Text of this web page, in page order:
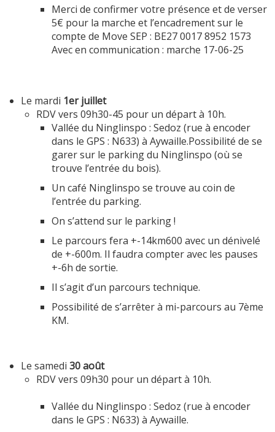
Merci de confirmer votre présence et de verser
5€ pour la marche et l’encadrement sur le
compte de Move SEP : BE27 0017 8952 1573
Avec en communication : marche 17-06-25
Le mardi 1er juillet
RDV vers 09h30-45 pour un départ à 10h.
Vallée du Ninglinspo : Sedoz (rue à encoder
dans le GPS : N633) à Aywaille.Possibilité de se
garer sur le parking du Ninglinspo (où se
trouve l’entrée du bois).
Un café Ninglinspo se trouve au coin de
l’entrée du parking.
On s’attend sur le parking !
Le parcours fera +-14km600 avec un dénivelé
de +-600m. Il faudra compter avec les pauses
+-6h de sortie.
Il s’agit d’un parcours technique.
Possibilité de s’arrêter à mi-parcours au 7ème
KM.
Le samedi 30 août
RDV vers 09h30 pour un départ à 10h.
Vallée du Ninglinspo : Sedoz (rue à encoder
dans le GPS : N633) à Aywaille.